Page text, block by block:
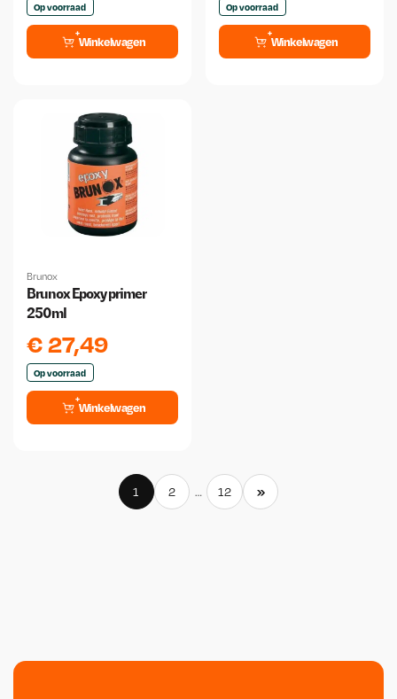
Op voorraad
Winkelwagen
Op voorraad
Winkelwagen
Brunox
Brunox Epoxy primer
250ml
€27,49
Op voorraad
Winkelwagen
1 2 … 12 »